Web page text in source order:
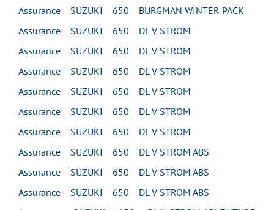
Assurance SUZUKI 650 BURGMAN WINTER PACK
Assurance SUZUKI 650 DL V STROM
Assurance SUZUKI 650 DL V STROM
Assurance SUZUKI 650 DL V STROM
Assurance SUZUKI 650 DL V STROM
Assurance SUZUKI 650 DL V STROM
Assurance SUZUKI 650 DL V STROM
Assurance SUZUKI 650 DL V STROM ABS
Assurance SUZUKI 650 DL V STROM ABS
Assurance SUZUKI 650 DL V STROM ABS